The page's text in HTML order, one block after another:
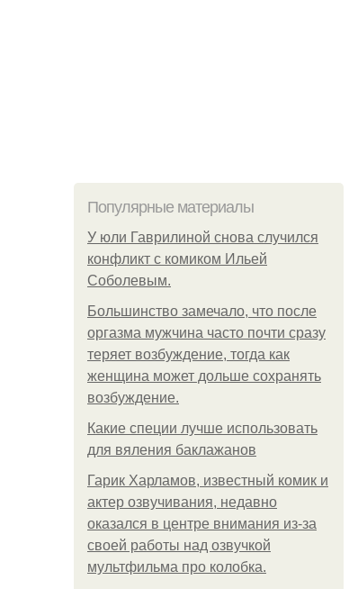
Популярные материалы
У юли Гаврилиной снова случился
конфликт с комиком Ильей
Соболевым.
Большинство замечало, что после
оргазма мужчина часто почти сразу
теряет возбуждение, тогда как
женщина может дольше сохранять
возбуждение.
Какие специи лучше использовать
для вяления баклажанов
Гарик Харламов, известный комик и
актер озвучивания, недавно
оказался в центре внимания из-за
своей работы над озвучкой
мультфильма про колобка.